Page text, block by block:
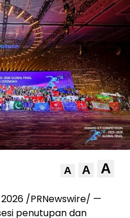
A A A
2026 /PRNewswire/ —
penutupan dan